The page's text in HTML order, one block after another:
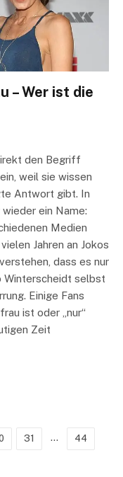
– Wer ist die
den Begriff
weil sie wissen
Antwort gibt. In
ein Name:
Medien
Jahren an Jokos
dass es nur
Winterscheidt selbst
Einige Fans
ist oder „nur“
Zeit
31 … 44